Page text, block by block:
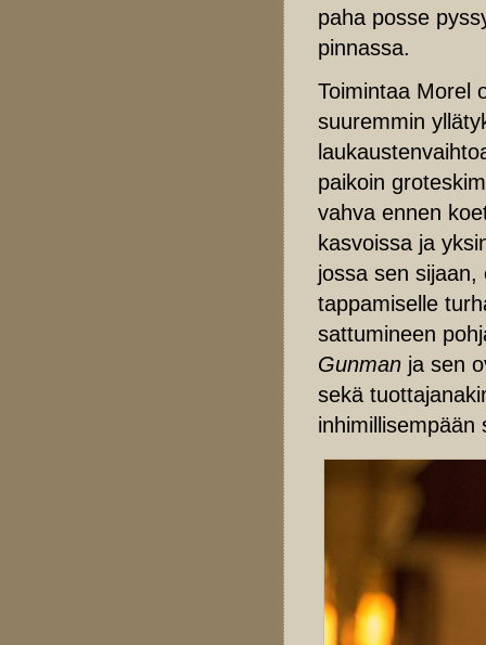
paha posse
pinnassa.
Toimintaa Morel
suuremmin
paikoin
vahva ennen
kasvoissa ja
jossa sen
tappamiselle
sattumineen
Gunman ja sen
sekä
inhimillisempään